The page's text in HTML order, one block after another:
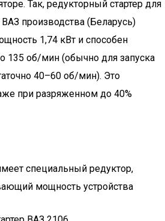
Так, редукторный стартер для
производства (Беларусь)
1,74 кВт и способен
135 об/мин (обычно для запуска
40–60 об/мин). Это
при разряженном до 40%
специальный редуктор,
мощность устройства